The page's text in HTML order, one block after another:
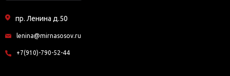
пр. Ленина д.50
lenina@mirnasosov.ru
+7(910)-790-52-44